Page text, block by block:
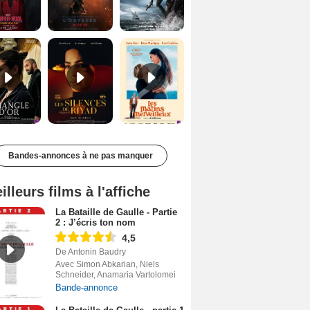
Les Silences de Riyad Bande-annonce VO STFR Les Matins merveilleux Bande-annonce VF
Bandes-annonces à ne pas manquer
films à l'affiche
La Bataille de Gaulle - Partie
2 : J’écris ton nom
4,5
De Antonin Baudry
Avec Simon Abkarian, Niels
Schneider, Anamaria Vartolomei
Bande-annonce